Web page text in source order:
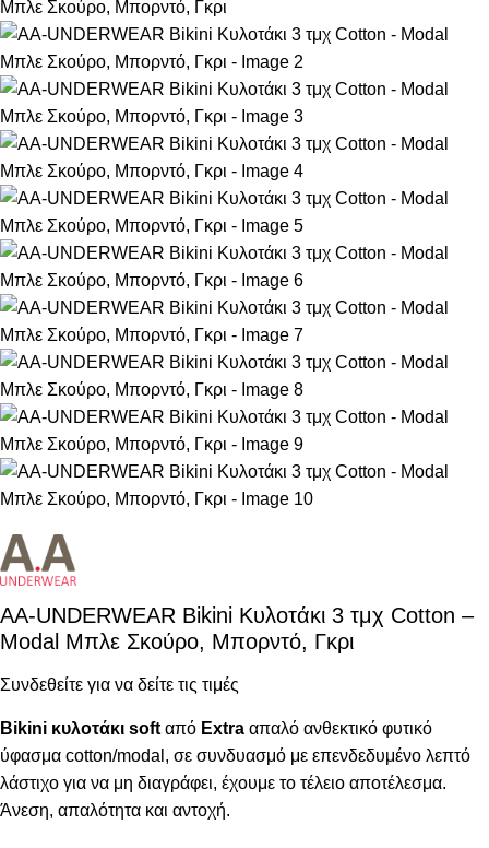
AA-UNDERWEAR Bikini Κυλοτάκι 3 τμχ Cotton –
Modal Μπλε Σκούρο, Μπορντό, Γκρι
Συνδεθείτε για να δείτε τις τιμές
Bikini κυλοτάκι soft από Extra απαλό ανθεκτικό φυτικό
ύφασμα cotton/modal, σε συνδυασμό με επενδεδυμένο λεπτό
λάστιχο για να μη διαγράφει, έχουμε το τέλειο αποτέλεσμα.
Άνεση, απαλότητα και αντοχή.